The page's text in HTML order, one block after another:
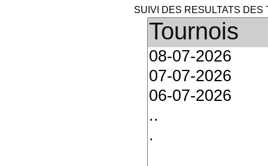
SUIVI DES RESULTATS DES